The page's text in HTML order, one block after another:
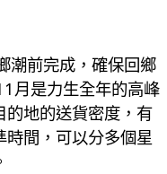
潮前完成，確保回鄉
月是力生全年的高峰
地的送貨密度，有
間，可以分多個星